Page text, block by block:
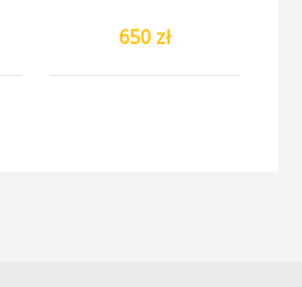
650 zł